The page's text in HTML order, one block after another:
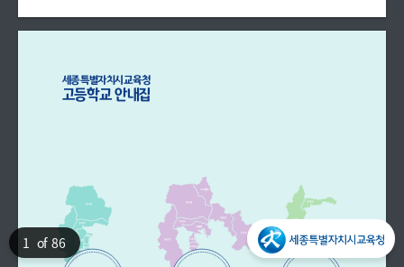
세종특별자치시교육청
고등학교 안내집
1 of 86